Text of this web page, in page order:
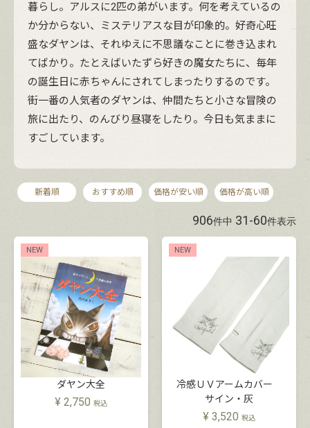
暮らし。アルスに2匹の弟がいます。何を考えているの
か分からない、ミステリアスな目が印象的。好奇心旺
盛なダヤンは、それゆえに不思議なことに巻き込まれ
てばかり。たとえばいたずら好きの魔女たちに、毎年
の誕生日に赤ちゃんにされてしまったりするのです。
街一番の人気者のダヤンは、仲間たちと小さな冒険の
旅に出たり、のんびり昼寝をしたり。今日も気ままに
すごしています。
新着順 おすすめ順 価格が安い順 価格が高い順
906件中 31-60件表示
NEW
ダヤン大全
¥ 2,750 税込
NEW
冷感ＵＶアームカバー
サイン・灰
¥ 3,520 税込